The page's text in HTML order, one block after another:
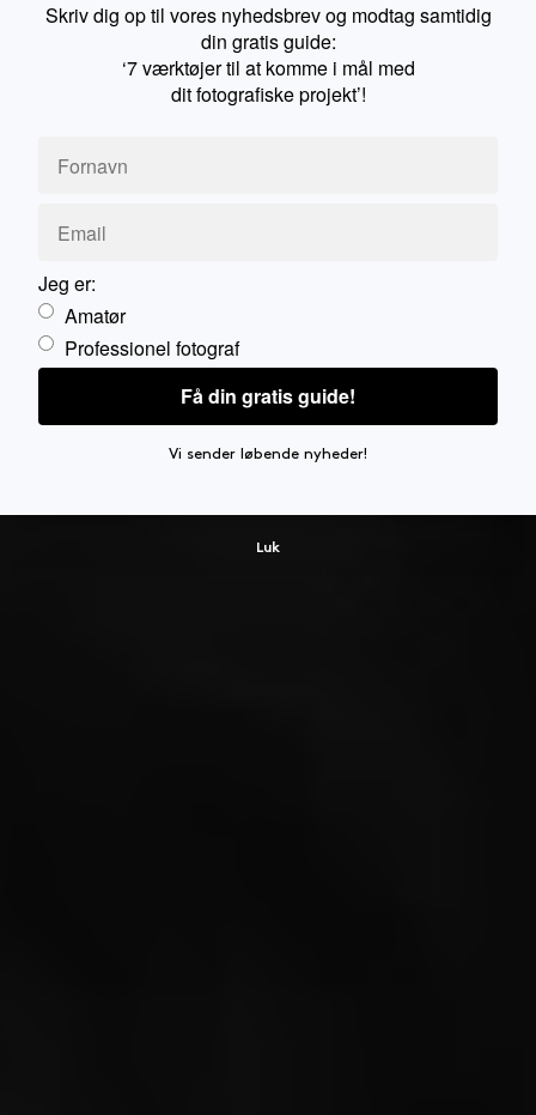
Skriv dig op til vores nyhedsbrev og modtag samtidig
din gratis guide:
‘7 værktøjer til at komme i mål med
dit fotografiske projekt’!
Jeg er:
Amatør
Professionel fotograf
Vi sender løbende nyheder!
Luk